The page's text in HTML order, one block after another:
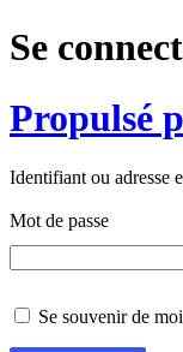
Se
Propulsé
Identifiant ou adresse
Mot de passe
Se souvenir de moi